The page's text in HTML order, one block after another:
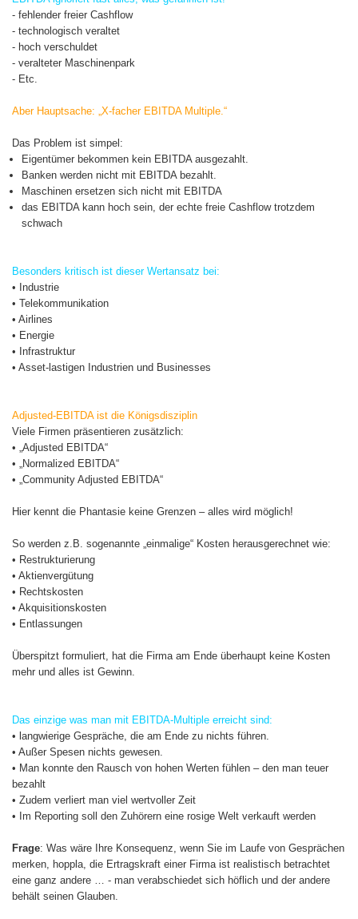
- fehlender freier Cashflow
- technologisch veraltet
- hoch verschuldet
- veralteter Maschinenpark
- Etc.
Aber Hauptsache: „X-facher EBITDA Multiple.“
Das Problem ist simpel:
Eigentümer bekommen kein EBITDA ausgezahlt.
Banken werden nicht mit EBITDA bezahlt.
Maschinen ersetzen sich nicht mit EBITDA
das EBITDA kann hoch sein, der echte freie Cashflow trotzdem
schwach
Besonders kritisch ist dieser Wertansatz bei:
• Industrie
• Telekommunikation
• Airlines
• Energie
• Infrastruktur
• Asset-lastigen Industrien und Businesses
Adjusted-EBITDA ist die Königsdisziplin
Viele Firmen präsentieren zusätzlich:
• „Adjusted EBITDA“
• „Normalized EBITDA“
• „Community Adjusted EBITDA“
Hier kennt die Phantasie keine Grenzen – alles wird möglich!
So werden z.B. sogenannte „einmalige“ Kosten herausgerechnet wie:
• Restrukturierung
• Aktienvergütung
• Rechtskosten
• Akquisitionskosten
• Entlassungen
Überspitzt formuliert, hat die Firma am Ende überhaupt keine Kosten
mehr und alles ist Gewinn.
Das einzige was man mit EBITDA-Multiple erreicht sind:
• langwierige Gespräche, die am Ende zu nichts führen.
• Außer Spesen nichts gewesen.
• Man konnte den Rausch von hohen Werten fühlen – den man teuer
bezahlt
• Zudem verliert man viel wertvoller Zeit
• Im Reporting soll den Zuhörern eine rosige Welt verkauft werden
Frage: Was wäre Ihre Konsequenz, wenn Sie im Laufe von Gesprächen
merken, hoppla, die Ertragskraft einer Firma ist realistisch betrachtet
eine ganz andere … - man verabschiedet sich höflich und der andere
behält seinen Glauben.